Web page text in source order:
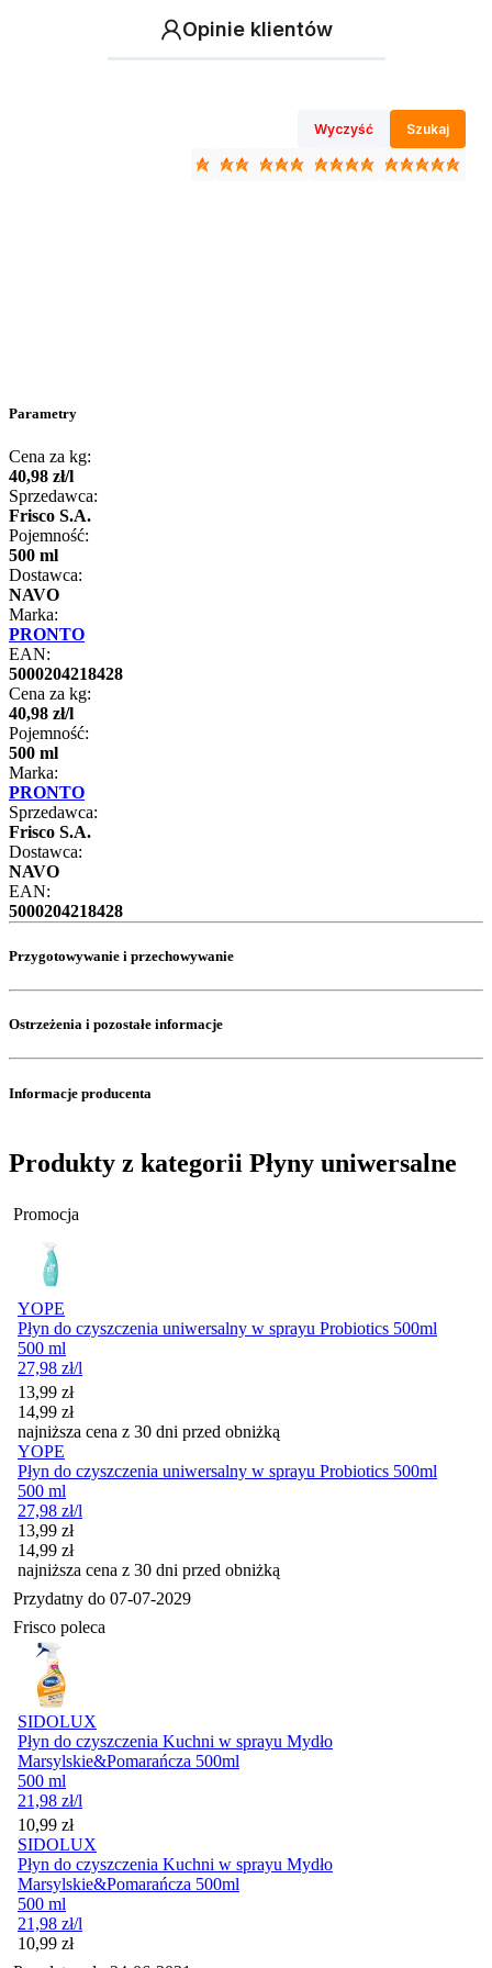
Opinie klientów
Wyczyść Szukaj
Parametry
Cena za kg:
40,98 zł/l
Sprzedawca:
Frisco S.A.
Pojemność:
500 ml
Dostawca:
NAVO
Marka:
PRONTO
EAN:
5000204218428
Cena za kg:
40,98 zł/l
Pojemność:
500 ml
Marka:
PRONTO
Sprzedawca:
Frisco S.A.
Dostawca:
NAVO
EAN:
5000204218428
Przygotowywanie i przechowywanie
Ostrzeżenia i pozostałe informacje
Informacje producenta
Produkty z kategorii Płyny uniwersalne
Promocja
YOPE
Płyn do czyszczenia uniwersalny w sprayu Probiotics 500ml
500 ml
27,98 zł/l
Cena promocyjna
13,99 zł
14,99 zł
najniższa cena z 30 dni przed obniżką
YOPE
Płyn do czyszczenia uniwersalny w sprayu Probiotics 500ml
500 ml
27,98 zł/l
Cena promocyjna
13,99 zł
14,99 zł
najniższa cena z 30 dni przed obniżką
Przydatny do 07-07-2029
Frisco poleca
SIDOLUX
Płyn do czyszczenia Kuchni w sprayu Mydło
Marsylskie&Pomarańcza 500ml
500 ml
21,98 zł/l
Cena
10,99 zł
SIDOLUX
Płyn do czyszczenia Kuchni w sprayu Mydło
Marsylskie&Pomarańcza 500ml
500 ml
21,98 zł/l
Cena
10,99 zł